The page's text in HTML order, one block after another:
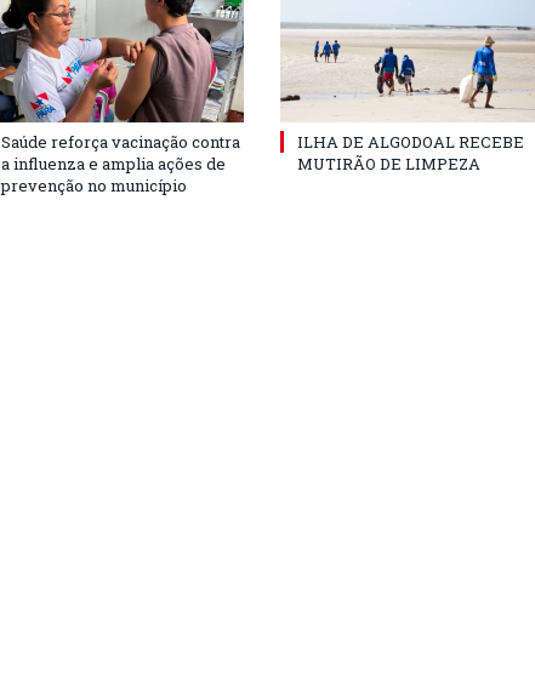
Saúde reforça vacinação contra
a influenza e amplia ações de
prevenção no município
ILHA DE ALGODOAL RECEBE
MUTIRÃO DE LIMPEZA